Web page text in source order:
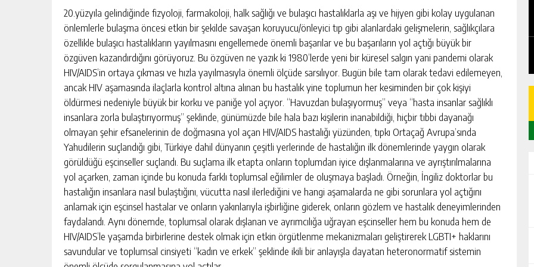
20.yüzyıla gelindiğinde fizyoloji, farmakoloji, halk sağlığı ve bulaşıcı hastalıklarla aşı ve hijyen gibi kolay uygulanan
önlemlerle bulaşma öncesi etkin bir şekilde savaşan koruyucu/önleyici tıp gibi alanlardaki gelişmelerin, sağlıkçılara
özellikle bulaşıcı hastalıkların yayılmasını engellemede önemli başarılar ve bu başarıların yol açtığı büyük bir
özgüven kazandırdığını görüyoruz. Bu özgüven ne yazık ki 1980’lerde yeni bir küresel salgın yani pandemi olarak
HIV/AIDS’in ortaya çıkması ve hızla yayılmasıyla önemli ölçüde sarsılıyor. Bugün bile tam olarak tedavi edilemeyen,
ancak HIV aşamasında ilaçlarla kontrol altına alınan bu hastalık yine toplumun her kesiminden bir çok kişiyi
öldürmesi nedeniyle büyük bir korku ve paniğe yol açıyor. “Havuzdan bulaşıyormuş” veya “hasta insanlar sağlıklı
insanlara zorla bulaştırıyormuş” şeklinde, günümüzde bile hala bazı kişilerin inanabildiği, hiçbir tıbbi dayanağı
olmayan şehir efsanelerinin de doğmasına yol açan HIV/AIDS hastalığı yüzünden, tıpkı Ortaçağ Avrupa’sında
Yahudilerin suçlandığı gibi, Türkiye dahil dünyanın çeşitli yerlerinde de hastalığın ilk dönemlerinde yaygın olarak
görüldüğü eşcinseller suçlandı. Bu suçlama ilk etapta onların toplumdan iyice dışlanmalarına ve ayrıştırılmalarına
yol açarken, zaman içinde bu konuda farklı toplumsal eğilimler de oluşmaya başladı. Örneğin, İngiliz doktorlar bu
hastalığın insanlara nasıl bulaştığını, vücutta nasıl ilerlediğini ve hangi aşamalarda ne gibi sorunlara yol açtığını
anlamak için eşcinsel hastalar ve onların yakınlarıyla işbirliğine giderek, onların gözlem ve hastalık deneyimlerinden
faydalandı. Aynı dönemde, toplumsal olarak dışlanan ve ayrımcılığa uğrayan eşcinseller hem bu konuda hem de
HIV/AIDS’le yaşamda birbirlerine destek olmak için etkin örgütlenme mekanizmaları geliştirerek LGBTI+ haklarını
savundular ve toplumsal cinsiyeti “kadın ve erkek” şeklinde ikili bir anlayışla dayatan heteronormatif sistemin
GÜNLÜK HABER AKIŞI
DU GAME DE CASINO TACTIQUE
GÜNLÜK HABER AKIŞI
JEU DE CASINO STRATÉGIQUE